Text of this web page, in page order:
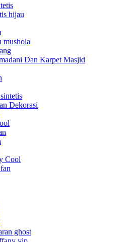
hijau
mushola
Dan Karpet Masjid
Dekorasi
Cool
ghost